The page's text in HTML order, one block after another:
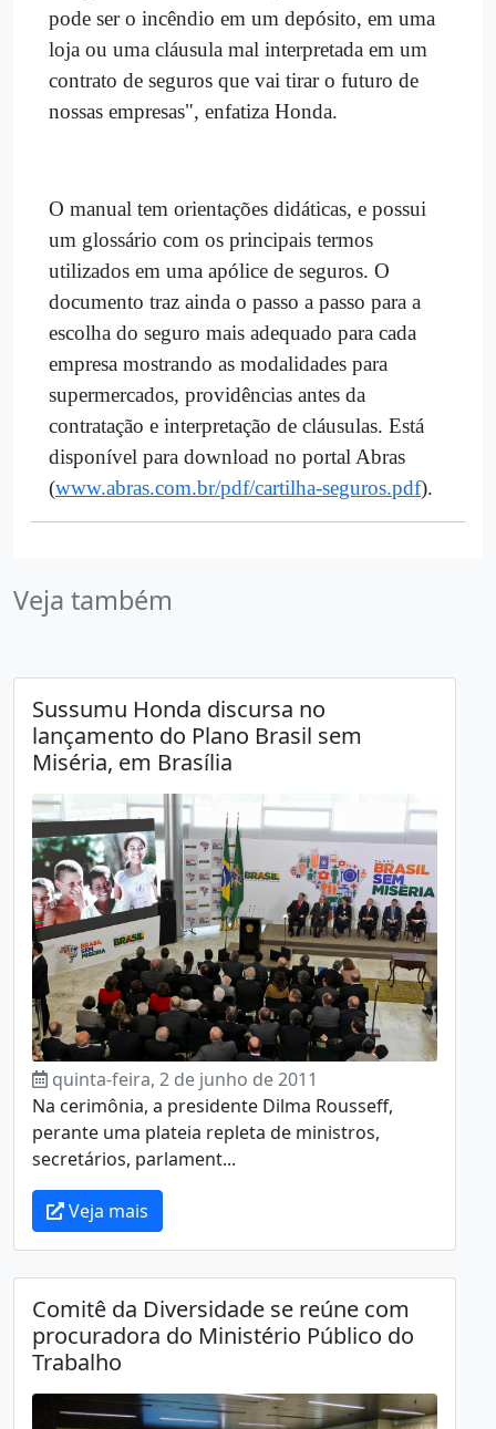
pode ser o incêndio em um depósito, em uma
loja ou uma cláusula mal interpretada em um
contrato de seguros que vai tirar o futuro de
nossas empresas", enfatiza Honda.
O manual tem orientações didáticas, e possui
um glossário com os principais termos
utilizados em uma apólice de seguros. O
documento traz ainda o passo a passo para a
escolha do seguro mais adequado para cada
empresa mostrando as modalidades para
supermercados, providências antes da
contratação e interpretação de cláusulas. Está
disponível para download no portal Abras
(www.abras.com.br/pdf/cartilha-seguros.pdf).
Veja também
Sussumu Honda discursa no
lançamento do Plano Brasil sem
Miséria, em Brasília
quinta-feira, 2 de junho de 2011
Na cerimônia, a presidente Dilma Rousseff,
perante uma plateia repleta de ministros,
secretários, parlament...
Veja mais
Comitê da Diversidade se reúne com
procuradora do Ministério Público do
Trabalho